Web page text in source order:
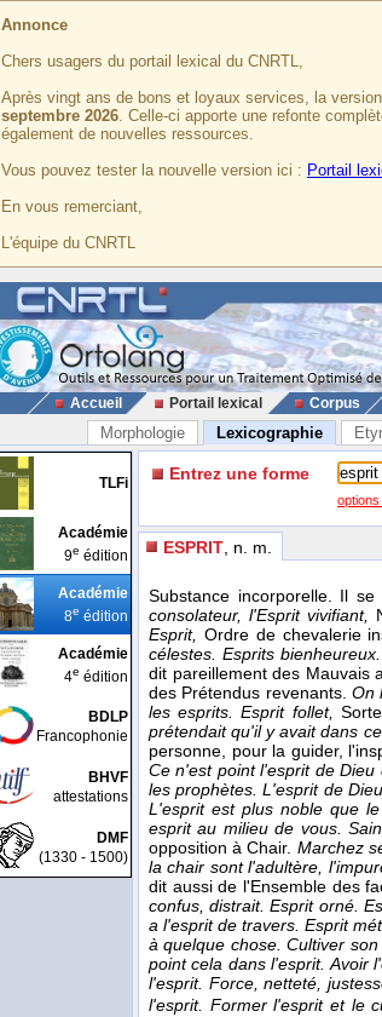
Annonce
Chers usagers du portail lexical du CNRTL,
Après vingt ans de bons et loyaux services, la
septembre 2026. Celle-ci apporte une refonte
également de nouvelles ressources.
Vous pouvez tester la nouvelle version ici : Portail
En vous remerciant,
L'équipe du CNRTL
Accueil Portail lexical Corpus
Morphologie Lexicographie
TLFi
Académie
9e édition
Académie
8e édition
Académie
4e édition
BDLP
Francophonie
BHVF
attestations
DMF
(1330 - 1500)
Entrez une forme
ESPRIT , n. m.
Substance incorporelle. Il
consolateur, l'Esprit vivifiant,
Esprit, Ordre de chevalerie
célestes. Esprits
dit pareillement des Mauvais
des Prétendus revenants.On
les esprits.Esprit follet,
prétendait qu'il y avait dans
personne, pour la guider,
Ce n'est point l'esprit de
les prophètes. L'esprit de
L'esprit est plus noble que le
esprit au milieu de vous.
opposition à Chair. Marchez
la chair sont l'adultère,
dit aussi de l'Ensemble des
confus, distrait. Esprit orné.
a l'esprit de travers. Esprit
à quelque chose. Cultiver
point cela dans l'esprit. Avoir
l'esprit. Force, netteté,
l'esprit. Former l'esprit et le